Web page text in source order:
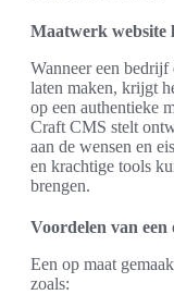
Maatwerk website
Wanneer een
laten maken, krijgt
op een authentieke
Craft CMS stelt
aan de wensen en
en krachtige tools
brengen.
Voordelen van een
Een op maat
zoals: